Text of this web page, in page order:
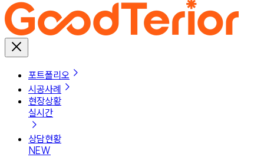
포트폴리오
시공사례
현장상황
실시간
상담현황
NEW